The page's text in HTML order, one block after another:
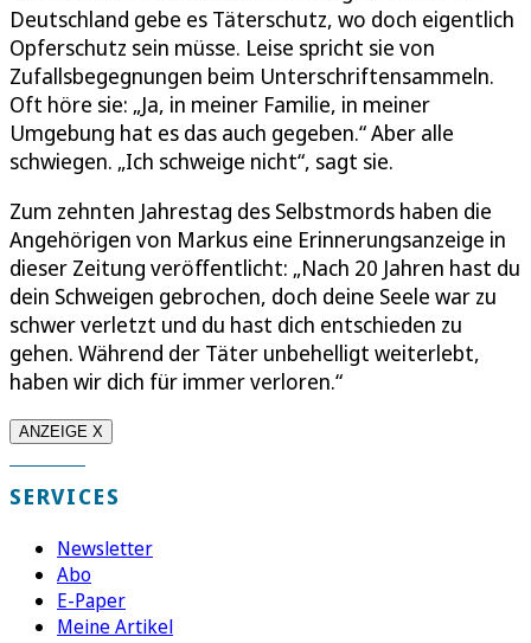
Deutschland gebe es Täterschutz, wo doch eigentlich
Opferschutz sein müsse. Leise spricht sie von
Zufallsbegegnungen beim Unterschriftensammeln.
Oft höre sie: „Ja, in meiner Familie, in meiner
Umgebung hat es das auch gegeben.“ Aber alle
schwiegen. „Ich schweige nicht“, sagt sie.
Zum zehnten Jahrestag des Selbstmords haben die
Angehörigen von Markus eine Erinnerungsanzeige in
dieser Zeitung veröffentlicht: „Nach 20 Jahren hast du
dein Schweigen gebrochen, doch deine Seele war zu
schwer verletzt und du hast dich entschieden zu
gehen. Während der Täter unbehelligt weiterlebt,
haben wir dich für immer verloren.“
ANZEIGE X
SERVICES
Newsletter
Abo
E-Paper
Meine Artikel